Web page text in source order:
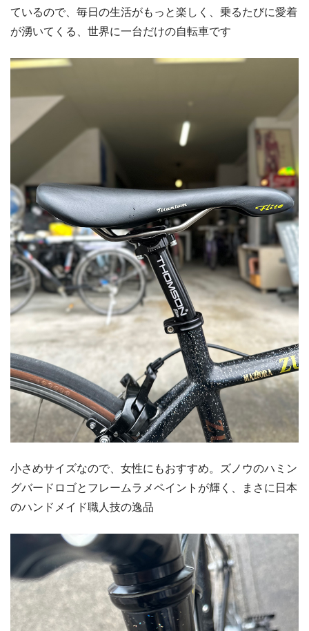
ているので、毎日の生活がもっと楽しく、乗るたびに愛着
が湧いてくる、世界に一台だけの自転車です
小さめサイズなので、女性にもおすすめ。ズノウのハミン
グバードロゴとフレームラメペイントが輝く、まさに日本
のハンドメイド職人技の逸品